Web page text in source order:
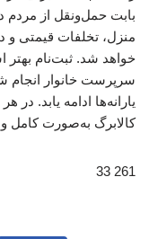
بابت حمل‌ونقل از مردم
منزل، تخلفات قیمتی و
خواهد شد. ثبت‌نام بهتر
سرپرست خانوار
یارانه‌ها ادامه یابد. در
کالابرگ به‌صورت کامل و
261 33